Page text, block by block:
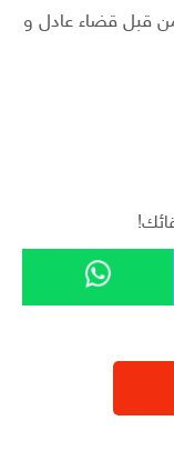
من قبل قضاء عادل و